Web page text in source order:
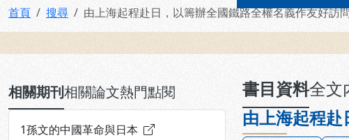
首頁 搜尋 由上海起程赴日，以籌辦全國鐵路全權名義作友好訪
相關期刊相關論文熱門點閱
1孫文的中國革命與日本
書目資料全文
由上海起程